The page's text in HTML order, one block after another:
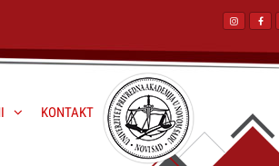
KONTAKT